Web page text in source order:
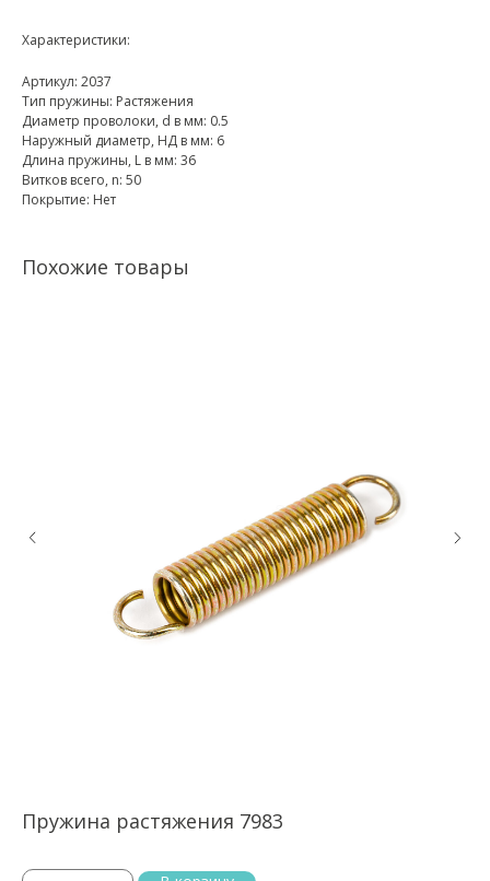
Характеристики:
Артикул: 2037
Тип пружины: Растяжения
Диаметр проволоки, d в мм: 0.5
Наружный диаметр, НД в мм: 6
Длина пружины, L в мм: 36
Витков всего, n: 50
Покрытие: Нет
Похожие товары
Пружина растяжения 7983